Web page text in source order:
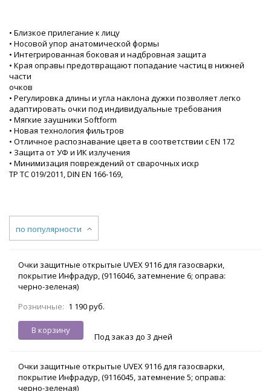
• Близкое прилегание к лицу
• Носовой упор анатомической формы
• Интегрированная боковая и надбровная защита
• Края оправы предотвращают попадание частиц в нижней
части
очков
• Регулировка длины и угла наклона дужки позволяет легко
адаптировать очки под индивидуальные требования
• Мягкие заушники Softform
• Новая технология фильтров
• Отличное распознавание цвета в соответствии с EN 172
• Защита от УФ и ИК излучения
• Минимизация повреждений от сварочных искр
ТР ТС 019/2011, DIN EN 166-169,
по популярности
Очки защитные открытые UVEX 9116 для газосварки,
покрытие Инфрадур, (9116046, затемнение 6; оправа:
черно-зеленая)
Розничные: 1 190 руб.
В корзину
Под заказ до 3 дней
Очки защитные открытые UVEX 9116 для газосварки,
покрытие Инфрадур, (9116045, затемнение 5; оправа:
черно-зеленая)